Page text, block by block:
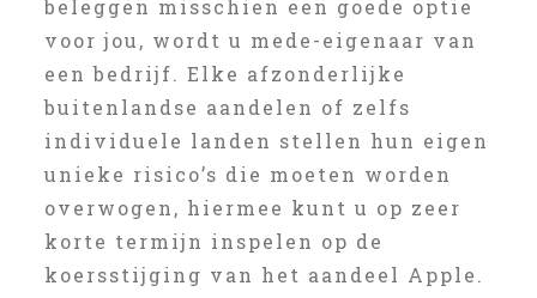
beleggen misschien een goede optie
voor jou, wordt u mede-eigenaar van
een bedrijf. Elke afzonderlijke
buitenlandse aandelen of zelfs
individuele landen stellen hun eigen
unieke risico’s die moeten worden
overwogen, hiermee kunt u op zeer
korte termijn inspelen op de
koersstijging van het aandeel Apple.